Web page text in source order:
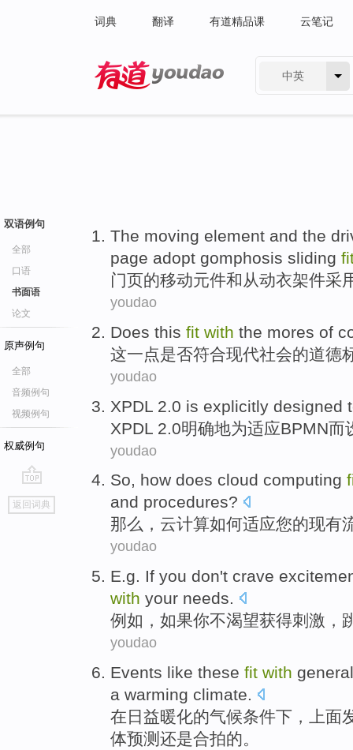
词典 翻译 有道精品课 云笔记
中英
双语例句
全部
口语
书面语
论文
原声例句
全部
音频例句
视频例句
权威例句
go
top
返回词典
The moving element and the
page adopt gomphosis sliding
门页的移动元件和 从动衣架件采
youdao
Does this fit with the mores of
这一点是否符合现代社会的道德
youdao
XPDL 2.0 is explicitly designed
XPDL
2.0明确地为适应BPMN而
youdao
So, how does cloud computing
and procedures?
那么 ， 云计算如何适应您的现有
youdao
E.g. If you don't crave
with your needs.
例如 ， 如果你不渴望获得刺激 ，
youdao
Events like these fit with general
a warming climate.
在 日益暖化的气候条件下，上面
体预测 还是合拍的。